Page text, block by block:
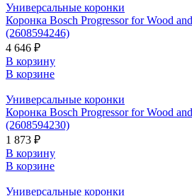
Универсальные коронки
Коронка Bosch Progressor for Wood
(2608594246)
4 646 ₽
В корзину
В корзине
Универсальные коронки
Коронка Bosch Progressor for Wood
(2608594230)
1 873 ₽
В корзину
В корзине
Универсальные коронки